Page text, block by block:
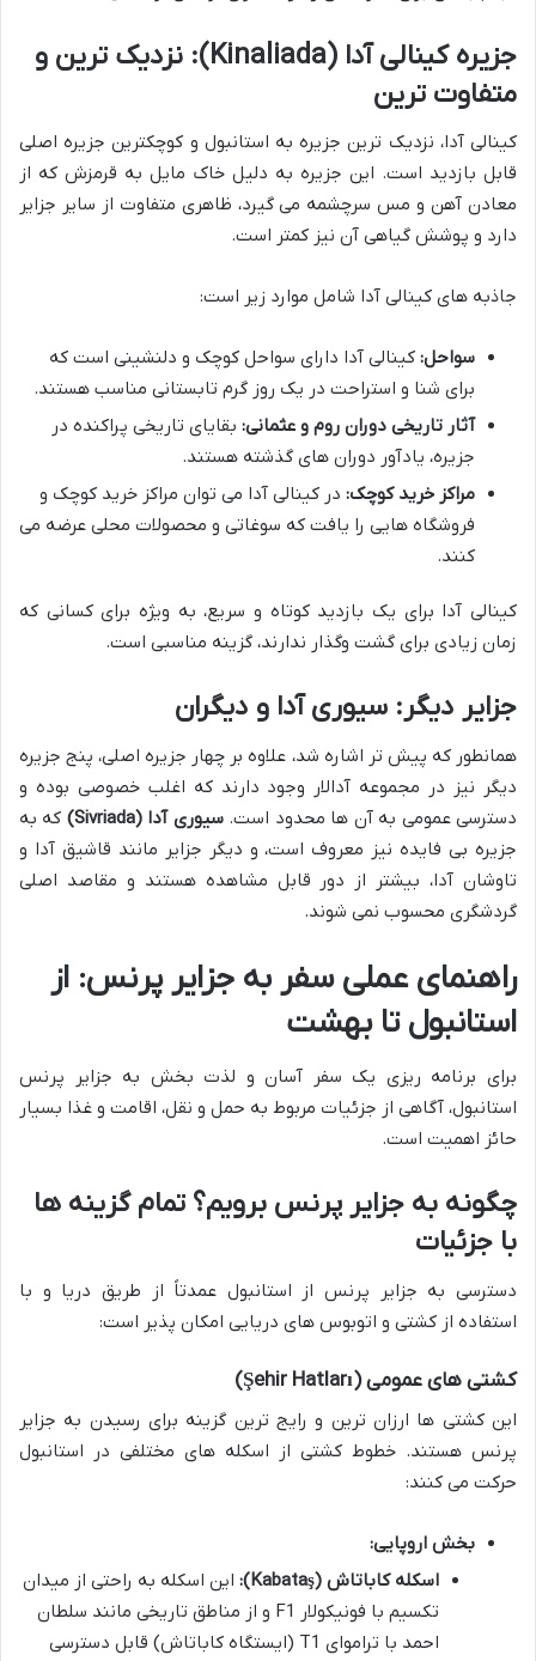
جزیره کینالی آدا (Kinaliada): نزدیک ترین و
متفاوت ترین
کینالی آدا، نزدیک ترین جزیره به استانبول و کوچکترین جزیره اصلی
قابل بازدید است. این جزیره به دلیل خاک مایل به قرمزش که از
معادن آهن و مس سرچشمه می گیرد، ظاهری متفاوت از سایر جزایر
دارد و پوشش گیاهی آن نیز کمتر است.
جاذبه های کینالی آدا شامل موارد زیر است:
سواحل: کینالی آدا دارای سواحل کوچک و دلنشینی است که
برای شنا و استراحت در یک روز گرم تابستانی مناسب هستند.
آثار تاریخی دوران روم و عثمانی: بقایای تاریخی پراکنده در
جزیره، یادآور دوران های گذشته هستند.
مراکز خرید کوچک: در کینالی آدا می توان مراکز خرید کوچک و
فروشگاه هایی را یافت که سوغاتی و محصولات محلی عرضه می
کنند.
کینالی آدا برای یک بازدید کوتاه و سریع، به ویژه برای کسانی که
زمان زیادی برای گشت وگذار ندارند، گزینه مناسبی است.
جزایر دیگر: سیوری آدا و دیگران
همانطور که پیش تر اشاره شد، علاوه بر چهار جزیره اصلی، پنج جزیره
دیگر نیز در مجموعه آدالار وجود دارند که اغلب خصوصی بوده و
دسترسی عمومی به آن ها محدود است.سیوری آدا (Sivriada)
که به
جزیره بی فایده نیز معروف است، و دیگر جزایر مانند قاشیق آدا و
تاوشان آدا، بیشتر از دور قابل مشاهده هستند و مقاصد اصلی
گردشگری محسوب نمی شوند.
راهنمای عملی سفر به جزایر پرنس: از
استانبول تا بهشت
برای برنامه ریزی یک سفر آسان و لذت بخش به جزایر پرنس
استانبول، آگاهی از جزئیات مربوط به حمل و نقل، اقامت و غذا بسیار
حائز اهمیت است.
چگونه به جزایر پرنس برویم؟ تمام گزینه ها
با جزئیات
دسترسی به جزایر پرنس از استانبول عمدتاً از طریق دریا و با
استفاده از کشتی و اتوبوس های دریایی امکان پذیر است:
کشتی های عمومی (Şehir Hatları)
این کشتی ها ارزان ترین و رایج ترین گزینه برای رسیدن به جزایر
پرنس هستند. خطوط کشتی از اسکله های مختلفی در استانبول
حرکت می کنند:
بخش اروپایی:
اسکله کاباتاش (Kabataş):
این اسکله به راحتی از میدان
تکسیم با فونیکولار F1 و از مناطق تاریخی مانند سلطان
احمد با تراموای T1 (ایستگاه کاباتاش) قابل دسترسی